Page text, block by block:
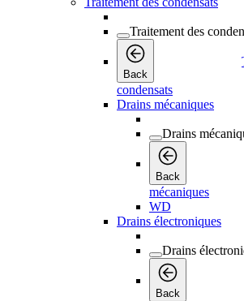
Traitement des
Back
condensats
Drains mécaniques
Drains
Back
mécaniques
WD
Drains électroniques
Drains
Back